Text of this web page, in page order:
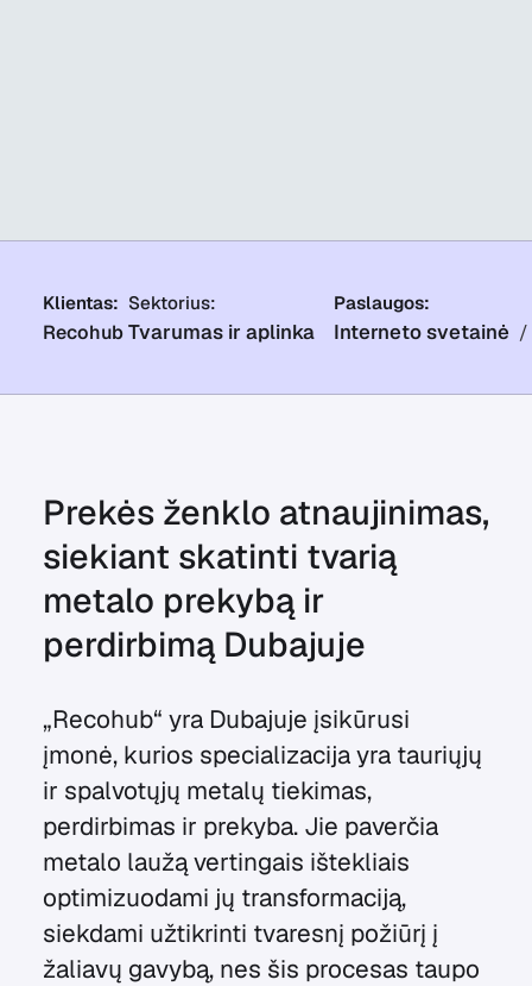
Klientas:
Recohub
Sektorius:
Tvarumas ir aplinka
Paslaugos:
Interneto svetainė
Prekės ženklo atnaujinimas,
siekiant skatinti tvarią
metalo prekybą ir
perdirbimą Dubajuje
„Recohub“ yra Dubajuje įsikūrusi
įmonė, kurios specializacija yra tauriųjų
ir spalvotųjų metalų tiekimas,
perdirbimas ir prekyba. Jie paverčia
metalo laužą vertingais ištekliais
optimizuodami jų transformaciją,
siekdami užtikrinti tvaresnį požiūrį į
žaliavų gavybą, nes šis procesas taupo